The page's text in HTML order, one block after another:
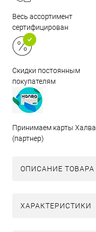
Весь ассортимент
сертифицирован
Скидки постоянным
покупателям
Принимаем карты Халва
(партнер)
ОПИСАНИЕ ТОВАРА
ХАРАКТЕРИСТИКИ